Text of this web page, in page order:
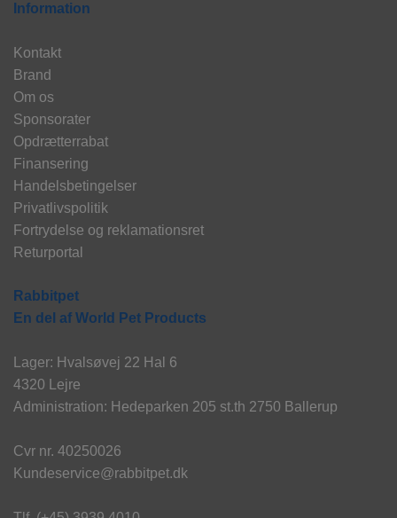
Information
Kontakt
Brand
Om os
Sponsorater
Opdrætterrabat
Finansering
Handelsbetingelser
Privatlivspolitik
Fortrydelse og reklamationsret
Returportal
Rabbitpet
En del af World Pet Products
Lager: Hvalsøvej 22 Hal 6
4320 Lejre
Administration: Hedeparken 205 st.th 2750 Ballerup
Cvr nr. 40250026
Kundeservice@rabbitpet.dk